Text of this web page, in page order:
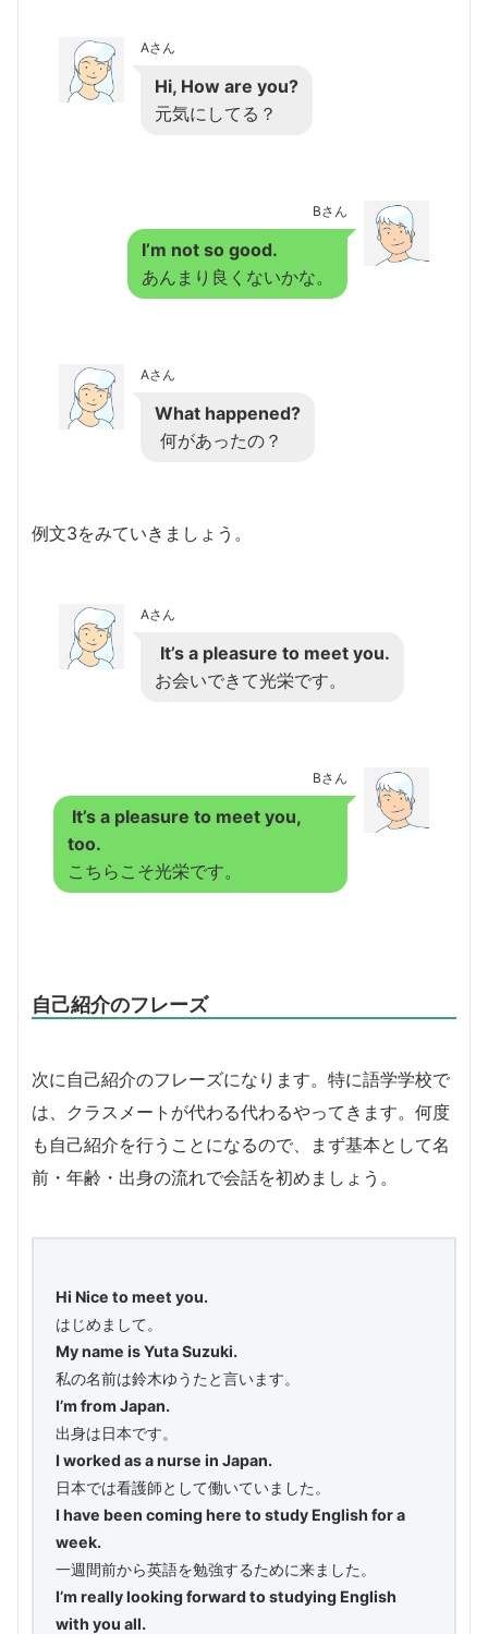
Aさん
Hi, How are you?
元気にしてる？
Bさん
I’m not so good.
あんまり良くないかな。
Aさん
What happened?
何があったの？
例文3をみていきましょう。
Aさん
It’s a pleasure to meet you.
お会いできて光栄です。
Bさん
It’s a pleasure to meet you,
too.
こちらこそ光栄です。
自己紹介のフレーズ
次に自己紹介のフレーズになります。特に語学学校で
は、クラスメートが代わる代わるやってきます。何度
も自己紹介を行うことになるので、まず基本として名
前・年齢・出身の流れで会話を初めましょう。
Hi Nice to meet you.
はじめまして。
My name is Yuta Suzuki.
私の名前は鈴木ゆうたと言います。
I’m from Japan.
出身は日本です。
I worked as a nurse in Japan.
日本では看護師として働いていました。
I have been coming here to study English for a
week.
一週間前から英語を勉強するために来ました。
I’m really looking forward to studying English
with you all.